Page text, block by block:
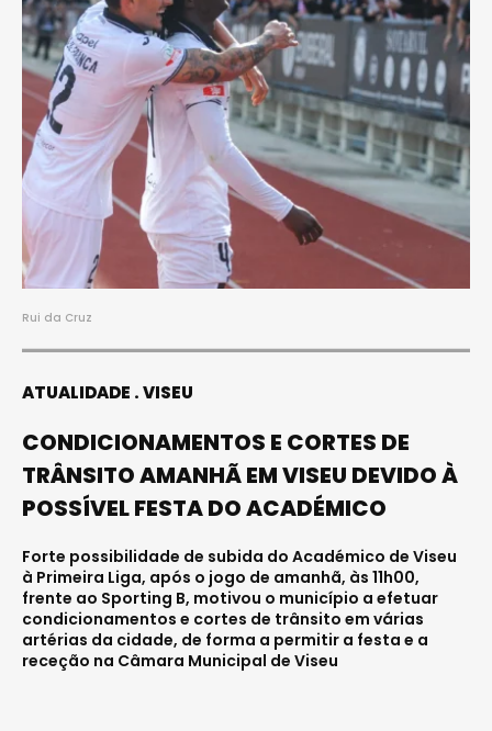
Rui da Cruz
ATUALIDADE VISEU
CONDICIONAMENTOS E CORTES DE
TRÂNSITO AMANHÃ EM VISEU DEVIDO À
POSSÍVEL FESTA DO ACADÉMICO
Forte possibilidade de subida do Académico de Viseu
à Primeira Liga, após o jogo de amanhã, às 11h00,
frente ao Sporting B, motivou o município a efetuar
condicionamentos e cortes de trânsito em várias
artérias da cidade, de forma a permitir a festa e a
receção na Câmara Municipal de Viseu